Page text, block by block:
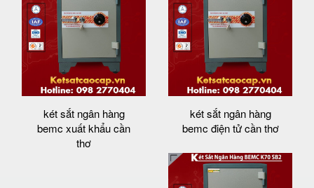
két sắt ngân hàng
bemc xuất khẩu cần
thơ
két sắt ngân hàng
bemc điện tử cần thơ